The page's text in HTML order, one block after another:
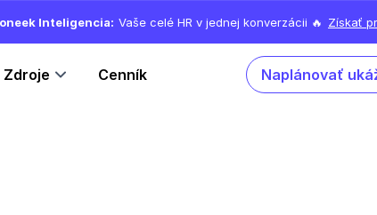
Inteligencia: Vaše celé HR v jednej konverzácii 🔥 Získať
Zdroje Cenník Naplánovať